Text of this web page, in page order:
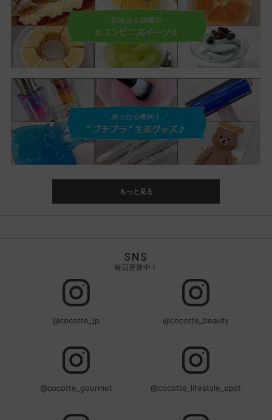
もっと見る
SNS
毎日更新中！
@cocotte_jp @cocotte_beauty
@cocotte_gourmet @cocotte_lifestyle_spot